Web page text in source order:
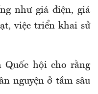
như giá điện, giá
việc triển khai sử
Quốc hội cho rằng
nguyện ở tầm sâu